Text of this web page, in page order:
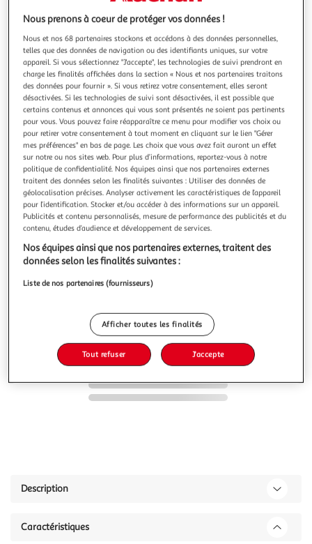
précédente
suivante
EMTEC
Clé USB3.2 T100 64GO
Clé USB 64 Go
En savoir +
Garantie fabricant: 3 ans *
Vendu parAuchan
Choisir un magasin
Retrait 1h en magasin
Paiement en ligne ·Service offert
24,99€
dont 0,04€ d'éco-part.
Ajouter au panier
Description
Caractéristiques
Nous prenons à coeur de protéger vos données !
Nous et nos 68 partenaires stockons et accédons à des données personnelles,
telles que des données de navigation ou des identifiants uniques, sur votre
appareil. Si vous sélectionnez "J'accepte", les technologies de suivi prendront en
charge les finalités affichées dans la section « Nous et nos partenaires traitons
des données pour fournir ». Si vous retirez votre consentement, elles seront
désactivées. Si les technologies de suivi sont désactivées, il est possible que
certains contenus et annonces qui vous sont présentés ne soient pas pertinents
pour vous. Vous pouvez faire réapparaître ce menu pour modifier vos choix ou
pour retirer votre consentement à tout moment en cliquant sur le lien "Gérer
mes préférences" en bas de page. Les choix que vous avez fait auront un effet
sur notre ou nos sites web. Pour plus d’informations, reportez-vous à notre
politique de confidentialité. Nos équipes ainsi que nos partenaires externes
traitent des données selon les finalités suivantes : Utiliser des données de
géolocalisation précises. Analyser activement les caractéristiques de l’appareil
pour l’identification. Stocker et/ou accéder à des informations sur un appareil.
Publicités et contenu personnalisés, mesure de performance des publicités et du
contenu, études d’audience et développement de services.
Nos équipes ainsi que nos partenaires externes, traitent des
données selon les finalités suivantes :
Liste de nos partenaires (fournisseurs)
Afficher toutes les finalités
Tout refuser J'accepte